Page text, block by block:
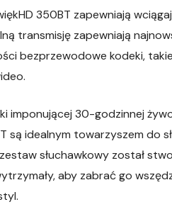
350BT zapewniają
transmisję zapewniają
bezprzewodowe kodeki,
imponującej 30-godzinnej
są idealnym towarzyszem do
słuchawkowy został
aby zabrać go